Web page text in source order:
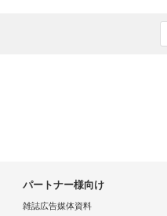
パートナー様向け
雑誌広告媒体資料